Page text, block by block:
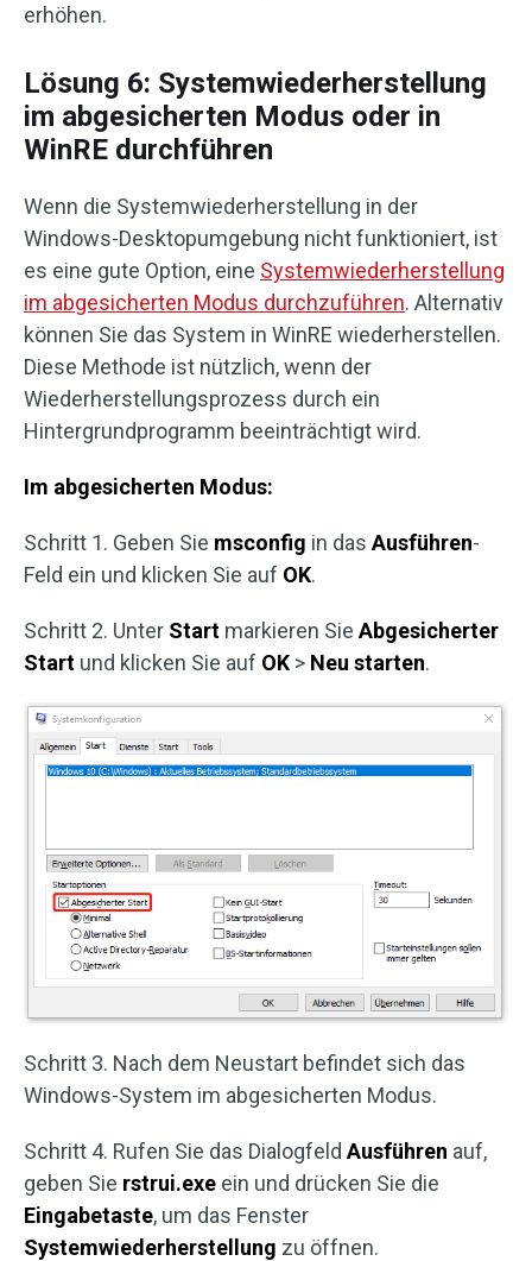
erhöhen.
Lösung 6: Systemwiederherstellung
im abgesicherten Modus oder in
WinRE durchführen
Wenn die Systemwiederherstellung in der
Windows-Desktopumgebung nicht funktioniert, ist
es eine gute Option, eine Systemwiederherstellung
im abgesicherten Modus durchzuführen. Alternativ
können Sie das System in WinRE wiederherstellen.
Diese Methode ist nützlich, wenn der
Wiederherstellungsprozess durch ein
Hintergrundprogramm beeinträchtigt wird.
Im abgesicherten Modus:
Schritt 1. Geben Sie msconfig in das Ausführen-
Feld ein und klicken Sie auf OK.
Schritt 2. Unter Start markieren Sie Abgesicherter
Start und klicken Sie auf OK > Neu starten.
Schritt 3. Nach dem Neustart befindet sich das
Windows-System im abgesicherten Modus.
Schritt 4. Rufen Sie das Dialogfeld Ausführen auf,
geben Sie rstrui.exe ein und drücken Sie die
Eingabetaste, um das Fenster
Systemwiederherstellung zu öffnen.